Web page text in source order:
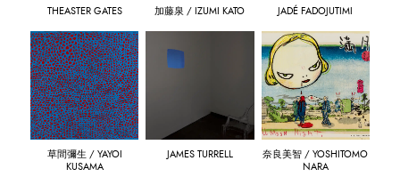
THEASTER GATES 加藤泉 / IZUMI KATO JADÉ FADOJUTIMI
草間彌生 / YAYOI
KUSAMA
JAMES TURRELL
奈良美智 / YOSHITOMO
NARA